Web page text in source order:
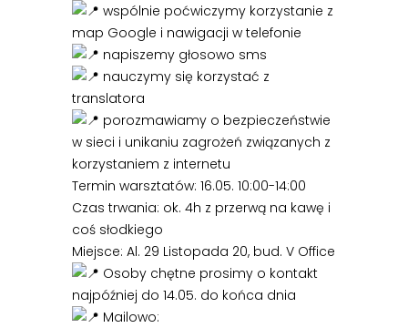
wspólnie poćwiczymy korzystanie z
map Google i nawigacji w telefonie
napiszemy głosowo sms
nauczymy się korzystać z
translatora
porozmawiamy o bezpieczeństwie
w sieci i unikaniu zagrożeń związanych z
korzystaniem z internetu
Termin warsztatów: 16.05. 10:00-14:00
Czas trwania: ok. 4h z przerwą na kawę i
coś słodkiego
Miejsce: Al. 29 Listopada 20, bud. V Office
Osoby chętne prosimy o kontakt
najpóźniej do 14.05. do końca dnia
Mailowo: